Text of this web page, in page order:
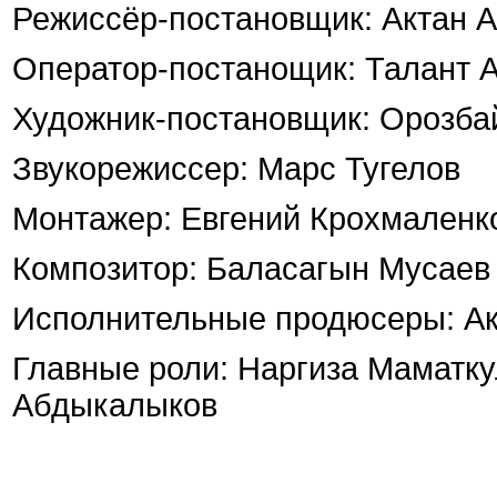
Режиссёр-постановщик: Актан
Оператор-постанощик: Талант
Художник-постановщик:
Звукорежиссер: Марс Тугелов
Монтажер: Евгений
Композитор: Баласагын Мусаев
Исполнительные продюсеры:
Главные роли: Наргиза
Абдыкалыков